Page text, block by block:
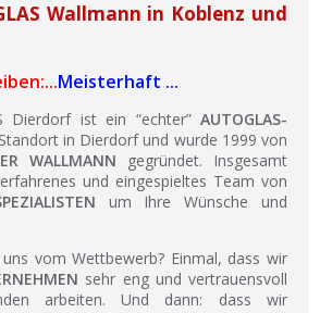
Wallmann in Koblenz und
Meisterhaft ...
Dierdorf ist ein “echter” AUTOGLAS-
in Dierdorf und wurde 1999 von
WALLMANN gegründet. Insgesamt
und eingespieltes Team von
um Ihre Wünsche und
vom Wettbewerb? Einmal, dass wir
sehr eng und vertrauensvoll
arbeiten. Und dann: dass wir